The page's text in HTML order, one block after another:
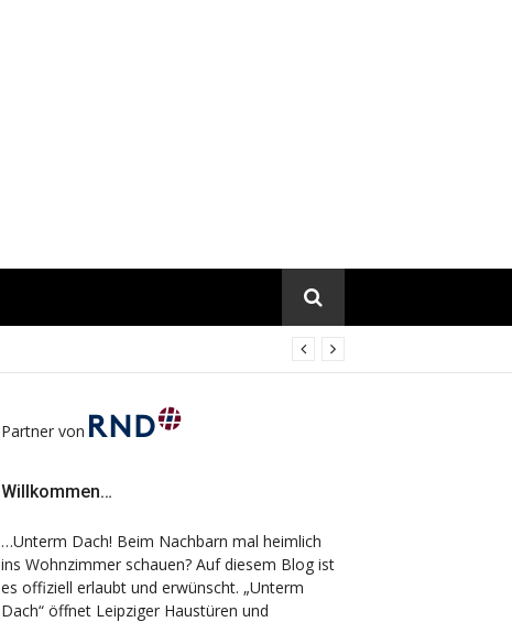
Partner von
Willkommen…
…Unterm Dach! Beim Nachbarn mal heimlich
ins Wohnzimmer schauen? Auf diesem Blog ist
es offiziell erlaubt und erwünscht. „Unterm
Dach“ öffnet Leipziger Haustüren und